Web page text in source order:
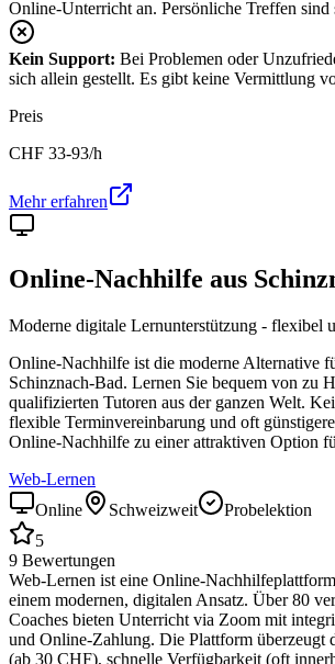
Online-Unterricht an. Persönliche Treffen sind
Kein Support: Bei Problemen oder
sich allein gestellt. Es gibt keine Vermittlung
Preis
CHF 33-93/h
Mehr erfahren
Online-Nachhilfe aus
Moderne digitale Lernunterstützung - flexibel
Online-Nachhilfe ist die moderne Alternative
Schinznach-Bad. Lernen Sie bequem von zu
qualifizierten Tutoren aus der ganzen Welt.
flexible Terminvereinbarung und oft
Online-Nachhilfe zu einer attraktiven Option
Web-Lernen
Online
Schweizweit
Probelektion
5
9 Bewertungen
Web-Lernen ist eine Online-
einem modernen, digitalen Ansatz. Über 80
Coaches bieten Unterricht via Zoom mit
und Online-Zahlung. Die Plattform überzeugt
(ab 30 CHF), schnelle Verfügbarkeit (oft